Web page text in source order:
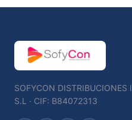
SOFYCON DISTRIBUCIONES
S.L · CIF: B84072313